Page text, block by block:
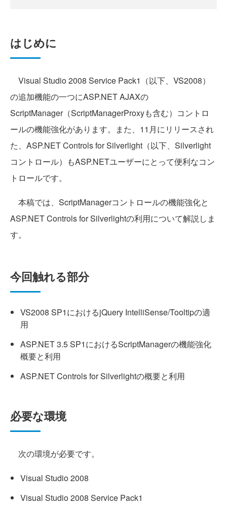
はじめに
Visual Studio 2008 Service Pack1（以下、VS2008）
の追加機能の一つにASP.NET AJAXの
ScriptManager（ScriptManagerProxyも含む）コントロ
ールの機能強化があります。また、11月にリリースされ
た、ASP.NET Controls for Silverlight（以下、Silverlight
コントロール）もASP.NETユーザーにとって便利なコン
トロールです。
本稿では、ScriptManagerコントロールの機能強化と
ASP.NET Controls for Silverlightの利用について解説しま
す。
今回触れる部分
VS2008 SP1におけるjQuery IntelliSense/Tooltipの適
用
ASP.NET 3.5 SP1におけるScriptManagerの機能強化
概要と利用
ASP.NET Controls for Silverlightの概要と利用
必要な環境
次の環境が必要です。
Visual Studio 2008
Visual Studio 2008 Service Pack1